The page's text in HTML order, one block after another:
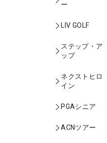
ー
LIV GOLF
ステップ・ア
ップ
ネクストヒロ
イン
PGAシニア
ACNツアー